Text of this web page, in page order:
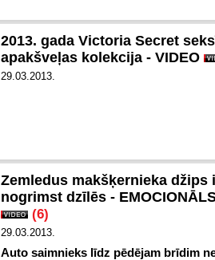
2013. gada Victoria Secret
apakšveļas kolekcija - VIDEO
29.03.2013.
Zemledus makšķernieka džips
nogrimst dzīlēs -
(6)
29.03.2013.
Auto saimnieks līdz pēdējam brīdim